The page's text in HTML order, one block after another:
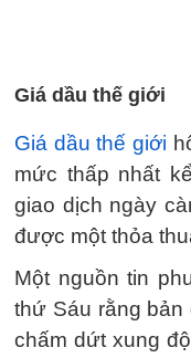
Giá dầu thế giới
Giá dầu thế giới
mức thấp nhất
giao dịch ngày
được một thỏa
Một nguồn tin
thứ Sáu rằng bản
chấm dứt xung